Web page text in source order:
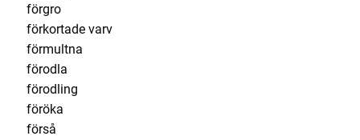
förgro
förkortade varv
förmultna
förodla
förodling
föröka
förså